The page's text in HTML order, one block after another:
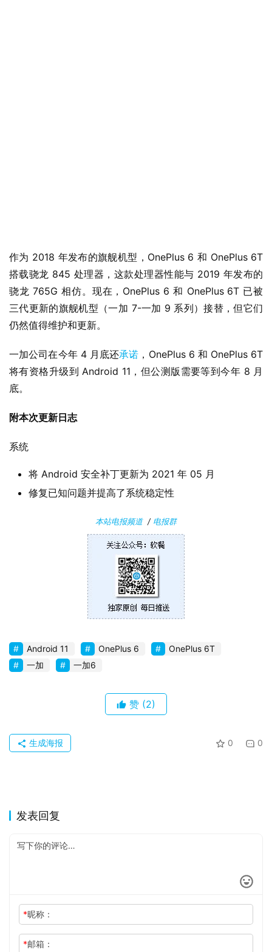
1
W
i
n
0
P
软
卓
作为 2018 年发布的旗舰机型，OnePlus 6 和 OnePlus 6T
搭载骁龙 845 处理器，这款处理器性能与 2019 年发布的
骁龙 765G 相仿。现在，OnePlus 6 和 OnePlus 6T 已被
三代更新的旗舰机型（一加 7-一加 9 系列）接替，但它们
仍然值得维护和更新。
一加公司在今年 4 月底还承诺 ，OnePlus 6 和 OnePlus 6T
将有资格升级到 Android 11，但公测版需要等到今年 8 月
底。
附本次更新日志
系统
将 Android 安全补丁更新为 2021 年 05 月
修复已知问题并提高了系统稳定性
本站电报频道/ 电报群
Android 11 OnePlus 6
OnePlus 6T
一加
一加6
赞 (2)
0 0
生成海报
发表回复
*昵称：
*邮箱：